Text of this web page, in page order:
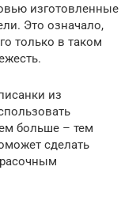
изготовленные
Это означало,
только в таком
из
больше – тем
сделать